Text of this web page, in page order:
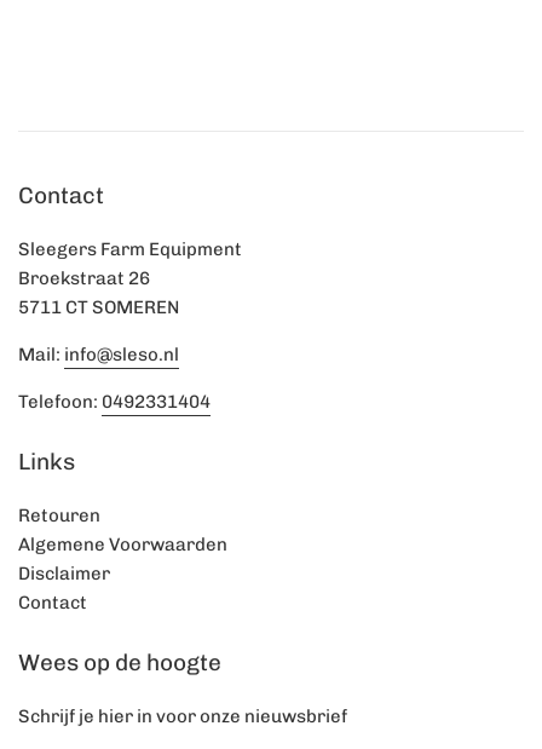
Contact
Sleegers Farm Equipment
Broekstraat 26
5711 CT SOMEREN
Mail: info@sleso.nl
Telefoon: 0492331404
Links
Retouren
Algemene Voorwaarden
Disclaimer
Contact
Wees op de hoogte
Schrijf je hier in voor onze nieuwsbrief